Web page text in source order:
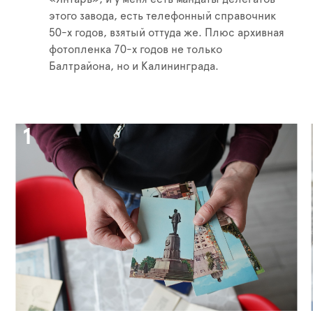
этого завода, есть телефонный справочник
50-х годов, взятый оттуда же. Плюс архивная
фотопленка 70-х годов не только
Балтрайона, но и Калининграда.